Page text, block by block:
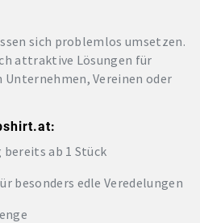
sich problemlos umsetzen.
attraktive Lösungen für
Vereinen oder
ab 1 Stück
besonders edle Veredelungen